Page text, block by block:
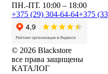
ПН.-ПТ. 10:00 – 18:00
+375 (29) 304-64-64+375
© 2026 Blackstore
все права защищены
КАТАЛОГ